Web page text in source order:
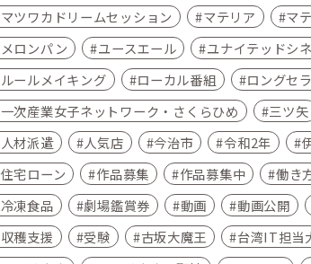
マツワカドリームセッション
マテリア マ
メロンパン
ユースエール ユナイテッドシ
ルールメイキング
ローカル番組 ロングセ
一次産業女子ネットワーク・さくらひめ
三ツ矢
人材派遣
人気店 今治市 令和2年
住宅ローン
作品募集 作品募集中 働き
冷凍食品
劇場鑑賞券 動画 動画公開
収穫支援
受験 古坂大魔王 台湾IT担当